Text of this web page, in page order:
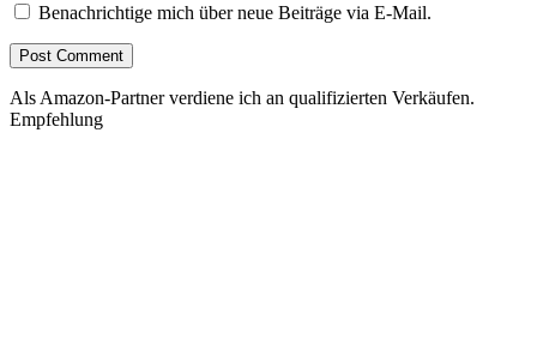
Benachrichtige mich über neue Beiträge via E-Mail.
Als Amazon-Partner verdiene ich an qualifizierten Verkäufen.
Empfehlung